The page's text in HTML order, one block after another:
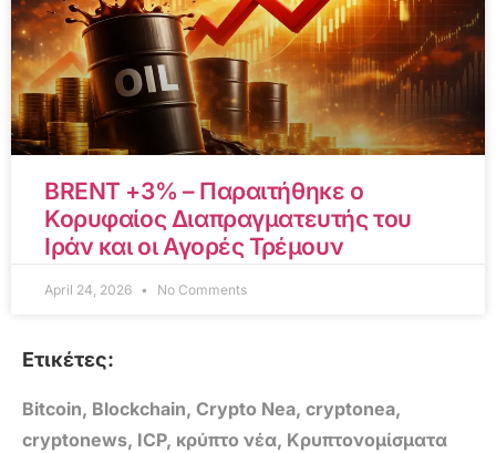
BRENT +3% – Παραιτήθηκε ο
Κορυφαίος Διαπραγματευτής του
Ιράν και οι Αγορές Τρέμουν
April 24, 2026 No Comments
Ετικέτες:
Bitcoin, Blockchain, Crypto Nea, cryptonea,
cryptonews, ICP, κρύπτο νέα, Κρυπτονομίσματα